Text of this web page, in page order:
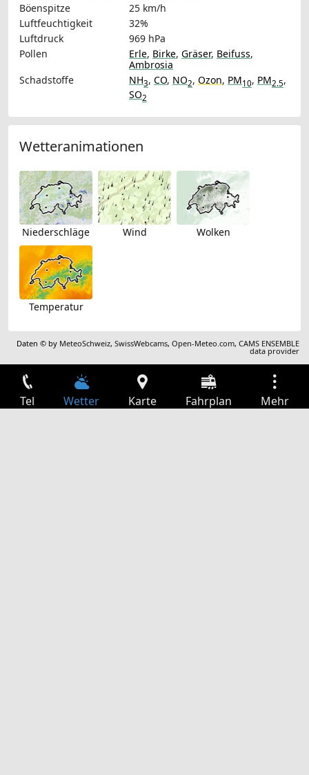
Böenspitze
25 km/h
Luftfeuchtigkeit
32%
Luftdruck
969 hPa
Pollen
Erle, Birke, Gräser, Beifuss,
Ambrosia
Schadstoffe
NH3, CO, NO2, Ozon, PM10, PM2.5,
SO2
Wetteranimationen
Niederschläge Wind Wolken
Temperatur
Daten © by MeteoSchweiz,SwissWebcams,Open-Meteo.com,CAMS ENSEMBLE
data provider
Tel Wetter Karte Fahrplan Mehr